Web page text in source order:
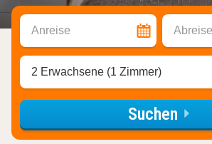
Anreise Abreise
2 Erwachsene (1 Zimmer)
Suchen